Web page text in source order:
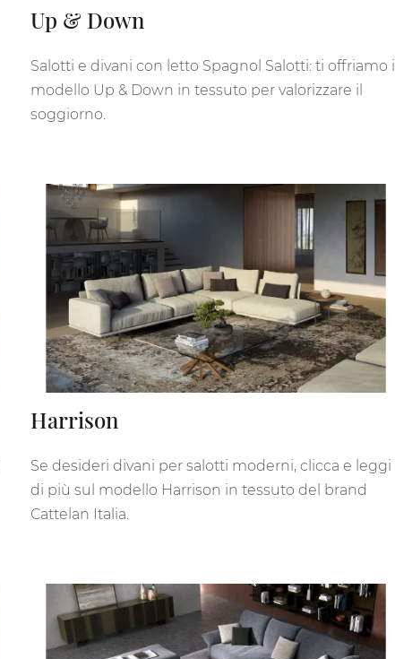
Up & Down
Salotti e divani con letto Spagnol Salotti: ti offriamo il
modello Up & Down in tessuto per valorizzare il
soggiorno.
Harrison
Se desideri divani per salotti moderni, clicca e leggi
di più sul modello Harrison in tessuto del brand
Cattelan Italia.